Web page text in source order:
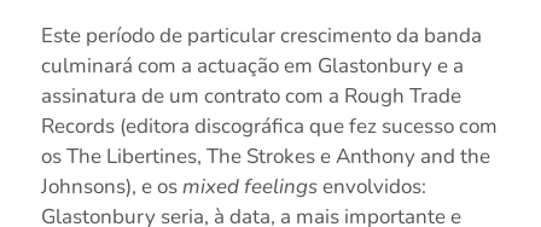
Este período de particular crescimento da banda
culminará com a actuação em Glastonbury e a
assinatura de um contrato com a Rough Trade
Records (editora discográfica que fez sucesso com
os The Libertines, The Strokes e Anthony and the
Johnsons), e osmixed feelingsenvolvidos:
Glastonbury seria, à data, a mais importante e